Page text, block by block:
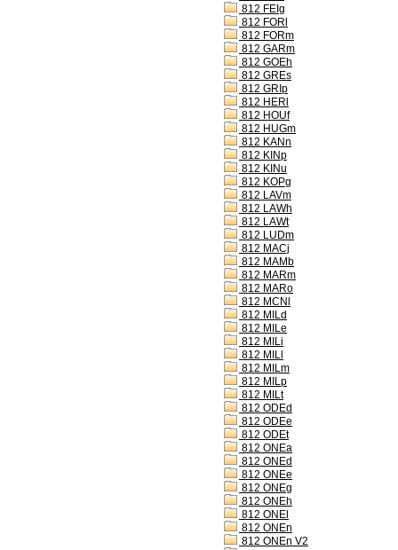
812 FEIg
812 FORl
812 FORm
812 GARm
812 GOEh
812 GREs
812 GRIp
812 HERl
812 HOUf
812 HUGm
812 KANn
812 KINp
812 KINu
812 KOPg
812 LAVm
812 LAWh
812 LAWt
812 LUDm
812 MACj
812 MAMb
812 MARm
812 MARo
812 MCNl
812 MILd
812 MILe
812 MILi
812 MILl
812 MILm
812 MILp
812 MILt
812 ODEd
812 ODEe
812 ODEt
812 ONEa
812 ONEd
812 ONEe
812 ONEg
812 ONEh
812 ONEl
812 ONEn
812 ONEn V2